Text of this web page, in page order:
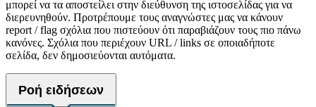
μπορεί να τα αποστείλει στην διεύθυνση της ιστοσελίδας για να
διερευνηθούν. Προτρέπουμε τους αναγνώστες μας να κάνουν
report / flag σχόλια που πιστεύουν ότι παραβιάζουν τους πιο πάνω
κανόνες. Σχόλια που περιέχουν URL / links σε οποιαδήποτε
σελίδα, δεν δημοσιεύονται αυτόματα.
Ροή ειδήσεων